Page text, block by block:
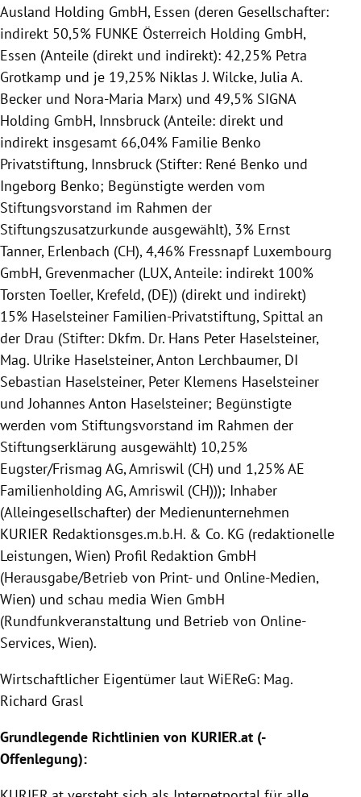
Ausland Holding GmbH, Essen (deren Gesellschafter:
indirekt 50,5% FUNKE Österreich Holding GmbH,
Essen (Anteile (direkt und indirekt): 42,25% Petra
Grotkamp und je 19,25% Niklas J. Wilcke, Julia A.
Becker und Nora-Maria Marx) und 49,5% SIGNA
Holding GmbH, Innsbruck (Anteile: direkt und
indirekt insgesamt 66,04% Familie Benko
Privatstiftung, Innsbruck (Stifter: René Benko und
Ingeborg Benko; Begünstigte werden vom
Stiftungsvorstand im Rahmen der
Stiftungszusatzurkunde ausgewählt), 3% Ernst
Tanner, Erlenbach (CH), 4,46% Fressnapf Luxembourg
GmbH, Grevenmacher (LUX, Anteile: indirekt 100%
Torsten Toeller, Krefeld, (DE)) (direkt und indirekt)
15% Haselsteiner Familien-Privatstiftung, Spittal an
der Drau (Stifter: Dkfm. Dr. Hans Peter Haselsteiner,
Mag. Ulrike Haselsteiner, Anton Lerchbaumer, DI
Sebastian Haselsteiner, Peter Klemens Haselsteiner
und Johannes Anton Haselsteiner; Begünstigte
werden vom Stiftungsvorstand im Rahmen der
Stiftungserklärung ausgewählt) 10,25%
Eugster/Frismag AG, Amriswil (CH) und 1,25% AE
Familienholding AG, Amriswil (CH))); Inhaber
(Alleingesellschafter) der Medienunternehmen
KURIER Redaktionsges.m.b.H. & Co. KG (redaktionelle
Leistungen, Wien) Profil Redaktion GmbH
(Herausgabe/Betrieb von Print- und Online-Medien,
Wien) und schau media Wien GmbH
(Rundfunkveranstaltung und Betrieb von Online-
Services, Wien).
Wirtschaftlicher Eigentümer laut WiEReG: Mag.
Richard Grasl
Grundlegende Richtlinien von KURIER.at (-
Offenlegung):